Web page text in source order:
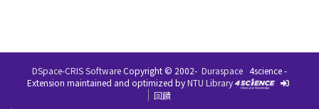
DSpace-CRIS SoftwareCopyright © 2002- Duraspace 4science -
Extension maintained and optimized byNTU Library
回饋